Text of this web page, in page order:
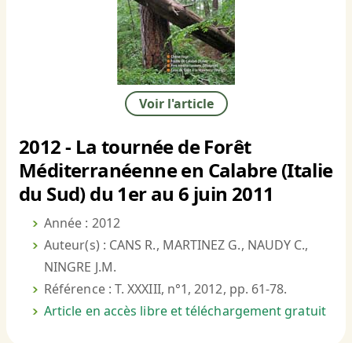
Voir l'article
2012 - La tournée de Forêt
Méditerranéenne en Calabre (Italie
du Sud) du 1er au 6 juin 2011
Année : 2012
Auteur(s) : CANS R., MARTINEZ G., NAUDY C.,
NINGRE J.M.
Référence : T. XXXIII, n°1, 2012, pp. 61-78.
Article en accès libre et téléchargement gratuit